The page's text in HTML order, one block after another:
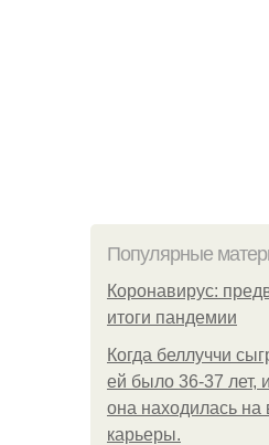
Популярные
Коронавирус:
итоги пандемии
Когда беллуччи
ей было 36-37 лет,
она находилась
карьеры.